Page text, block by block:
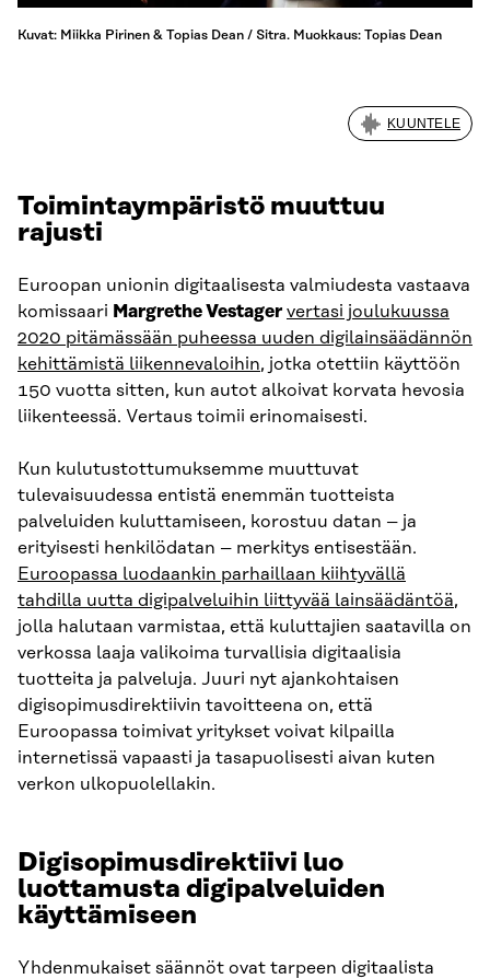
Kuvat: Miikka Pirinen & Topias Dean / Sitra. Muokkaus: Topias Dean
KUUNTELE
Toimintaympäristö muuttuu
rajusti
Euroopan unionin digitaalisesta valmiudesta vastaava
komissaari Margrethe Vestager vertasi joulukuussa
2020 pitämässään puheessa uuden digilainsäädännön
kehittämistä liikennevaloihin, jotka otettiin käyttöön
150 vuotta sitten, kun autot alkoivat korvata hevosia
liikenteessä. Vertaus toimii erinomaisesti.
Kun kulutustottumuksemme muuttuvat
tulevaisuudessa entistä enemmän tuotteista
palveluiden kuluttamiseen, korostuu datan – ja
erityisesti henkilödatan – merkitys entisestään.
Euroopassa luodaankin parhaillaan kiihtyvällä
tahdilla uutta digipalveluihin liittyvää lainsäädäntöä,
jolla halutaan varmistaa, että kuluttajien saatavilla on
verkossa laaja valikoima turvallisia digitaalisia
tuotteita ja palveluja. Juuri nyt ajankohtaisen
digisopimusdirektiivin tavoitteena on, että
Euroopassa toimivat yritykset voivat kilpailla
internetissä vapaasti ja tasapuolisesti aivan kuten
verkon ulkopuolellakin.
Digisopimusdirektiivi luo
luottamusta digipalveluiden
käyttämiseen
Yhdenmukaiset säännöt ovat tarpeen digitaalista